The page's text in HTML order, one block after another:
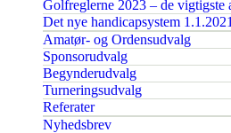
Golfreglerne 2023 – de vigtigste
Det nye handicapsystem 1.1.2021
Amatør- og Ordensudvalg
Sponsorudvalg
Begynderudvalg
Turneringsudvalg
Referater
Nyhedsbrev